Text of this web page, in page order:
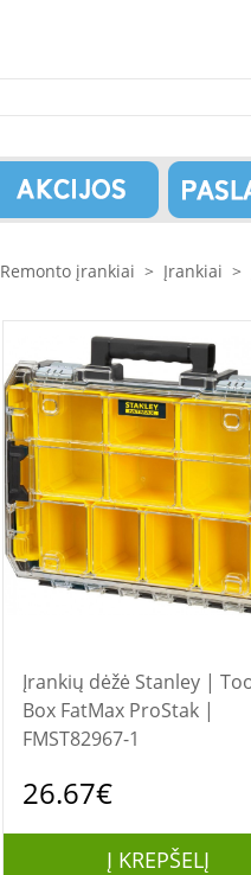
Remonto įrankiai > Įrankiai >
Įrankių dėžė Stanley | Tool
Box FatMax ProStak |
FMST82967-1
26.67€
Į KREPŠELĮ